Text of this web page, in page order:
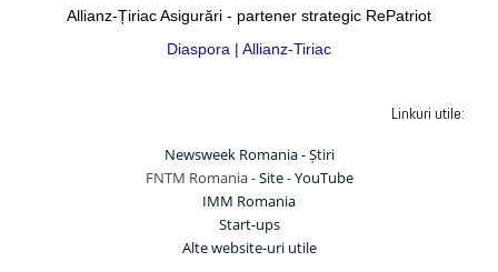
Allianz-Țiriac Asigurări - partener strategic RePatriot
Diaspora | Allianz-Tiriac
Linkuri utile:
Newsweek Romania - Știri
FNTM Romania -Site-YouTube
IMM Romania
Start-ups
Alte website-uri utile